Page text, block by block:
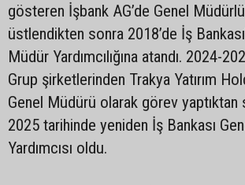
gösteren İşbank AG’de Genel
üstlendikten sonra 2018’de İş
Müdür Yardımcılığına atandı. 2024-
Grup şirketlerinden Trakya Yatırım
Genel Müdürü olarak görev yaptıktan
2025 tarihinde yeniden İş Bankası
Yardımcısı oldu.